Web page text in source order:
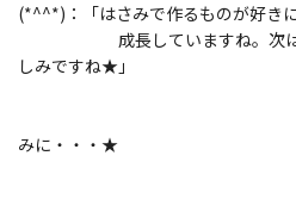
(*^^*)：「はさみで作るものが好き
成長していますね。次は何
しみですね★」
次回の声
みに・・・★